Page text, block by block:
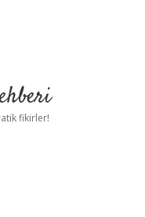
fikirler!